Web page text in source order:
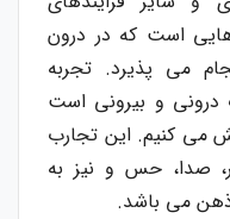
است که در درون
می پذیرد. تجربه
درونی و بیرونی است
می کنیم. این تجارب
صدا، حس و نیز به
می باشد.